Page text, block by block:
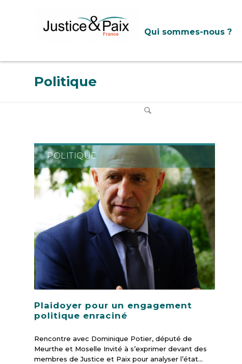
Qui sommes-nous ?
Politique
POLITIQUE
Plaidoyer pour un engagement
politique enraciné
Rencontre avec Dominique Potier, député de
Meurthe et Moselle Invité à s’exprimer devant des
membres de Justice et Paix pour analyser l’état…